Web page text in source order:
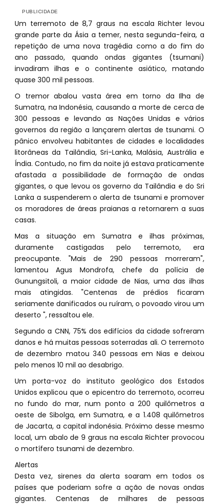
Um terremoto de 8,7 graus na escala Richter levou
grande parte da Ásia a temer, nesta segunda-feira, a
repetição de uma nova tragédia como a do fim do
ano passado, quando ondas gigantes (tsumani)
invadiram ilhas e o continente asiático, matando
quase 300 mil pessoas.
O tremor abalou vasta área em torno da Ilha de
Sumatra, na Indonésia, causando a morte de cerca de
300 pessoas e levando as Nações Unidas e vários
governos da região a lançarem alertas de tsunami. O
pânico envolveu habitantes de cidades e localidades
litorâneas da Tailândia, Sri-Lanka, Malásia, Austrália e
Índia. Contudo, no fim da noite já estava praticamente
afastada a possibilidade de formação de ondas
gigantes, o que levou os governo da Tailândia e do Sri
Lanka a suspenderem o alerta de tsunami e promover
os moradores de áreas praianas a retornarem a suas
casas.
Mas a situação em Sumatra e ilhas próximas,
duramente castigadas pelo terremoto, era
preocupante. "Mais de 290 pessoas morreram",
lamentou Agus Mondrofa, chefe da polícia de
Gunungsitoli, a maior cidade de Nias, uma das ilhas
mais atingidas. "Centenas de prédios ficaram
seriamente danificados ou ruíram, o povoado virou um
deserto ", ressaltou ele.
Segundo a CNN, 75% dos edifícios da cidade sofreram
danos e há muitas pessoas soterradas ali. O terremoto
de dezembro matou 340 pessoas em Nias e deixou
pelo menos 10 mil ao desabrigo.
Um porta-voz do instituto geológico dos Estados
Unidos explicou que o epicentro do terremoto, ocorreu
no fundo do mar, num ponto a 200 quilômetros a
oeste de Sibolga, em Sumatra, e a 1.408 quilômetros
de Jacarta, a capital indonésia. Próximo desse mesmo
local, um abalo de 9 graus na escala Richter provocou
o mortífero tsunami de dezembro.
Alertas
Desta vez, sirenes da alerta soaram em todos os
países que poderiam sofre a ação de novas ondas
gigantes. Centenas de milhares de pessoas